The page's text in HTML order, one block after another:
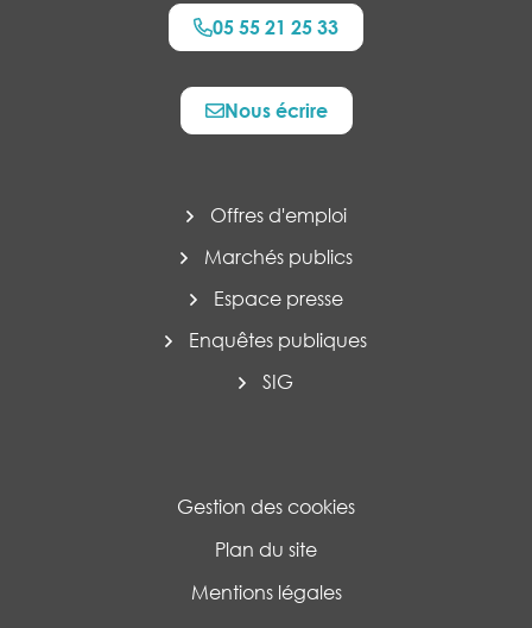
05 55 21 25 33
Nous écrire
Offres d'emploi
Marchés publics
Espace presse
Enquêtes publiques
SIG
Gestion des cookies
Plan du site
Mentions légales